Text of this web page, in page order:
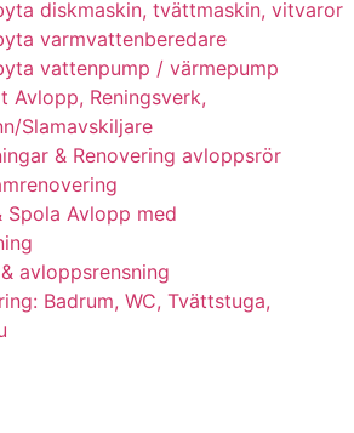
diskmaskin, tvättmaskin, vitvaror
varmvattenberedare
vattenpump / värmepump
Avlopp, Reningsverk,
Slamavskiljare
& Renovering avloppsrör
Spola Avlopp med
avloppsrensning
Badrum, WC, Tvättstuga,